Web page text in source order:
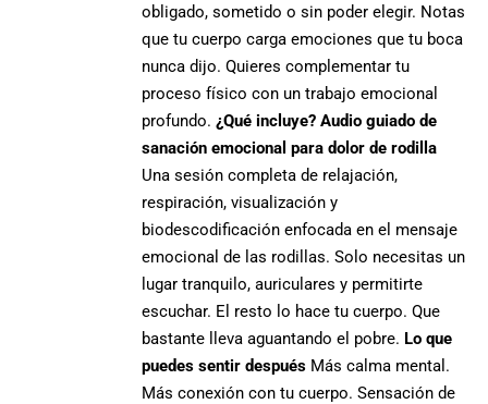
obligado, sometido o sin poder elegir. Notas
que tu cuerpo carga emociones que tu boca
nunca dijo. Quieres complementar tu
proceso físico con un trabajo emocional
profundo.¿Qué incluye? Audio guiado de
sanación emocional para dolor de rodilla
Una sesión completa de relajación,
respiración, visualización y
biodescodificación enfocada en el mensaje
emocional de las rodillas. Solo necesitas un
lugar tranquilo, auriculares y permitirte
escuchar. El resto lo hace tu cuerpo. Que
bastante lleva aguantando el pobre. Lo que
puedes sentir después Más calma mental.
Más conexión con tu cuerpo. Sensación de